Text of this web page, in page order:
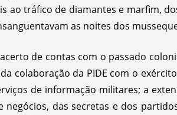
ao tráfico de diamantes e marfim,
as noites dos
de contas com o passado
colaboração da PIDE com o
de informação militares; a
das secretas e dos